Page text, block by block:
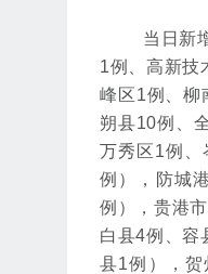
当日新
1例、高新技
峰区1例、柳
朔县10例、
万秀区1例、
例），防城
例），贵港
白县4例、容
县1例），